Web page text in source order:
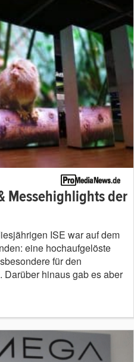
Messehighlights der
ISE war auf dem
eine hochaufgelöste
für den
Darüber hinaus gab es aber